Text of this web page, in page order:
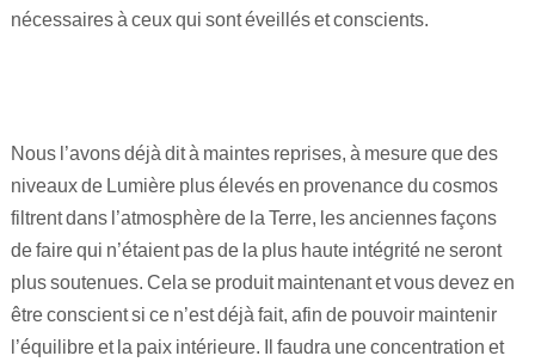
nécessaires à ceux qui sont éveillés et conscients.
Nous l’avons déjà dit à maintes reprises, à mesure que des
niveaux de Lumière plus élevés en provenance du cosmos
filtrent dans l’atmosphère de la Terre, les anciennes façons
de faire qui n’étaient pas de la plus haute intégrité ne seront
plus soutenues. Cela se produit maintenant et vous devez en
être conscient si ce n’est déjà fait, afin de pouvoir maintenir
l’équilibre et la paix intérieure. Il faudra une concentration et